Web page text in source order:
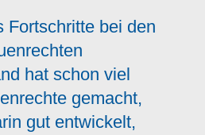
Fortschritte bei den
hat schon viel
gemacht,
gut entwickelt,